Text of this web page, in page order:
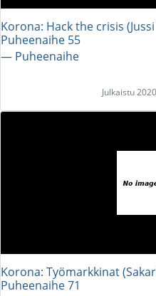
Korona: Hack the crisis
Puheenaihe 55
― Puheenaihe
Julkaistu
Korona: Työmarkkinat
Puheenaihe 71